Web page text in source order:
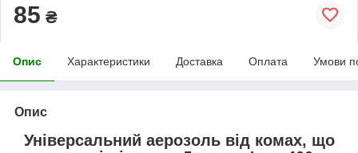
85 ₴
Опис Характеристики Доставка Оплата Умови
Опис
Універсальний аерозоль від комах, що